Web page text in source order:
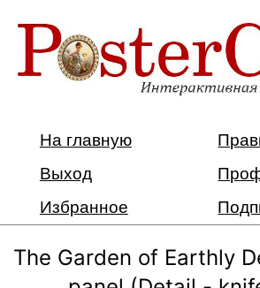
На главную
Выход
Избранное
The Garden of Earthly